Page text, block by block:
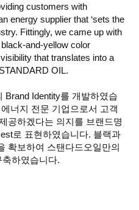
customers with
energy supplier that ‘sets the
Fittingly, we came up with
black-and-yellow color
that translates into a
STANDARD OIL.
Brand Identity를 개발하였습
너지 전문 기업으로서 고객
공하겠다는 의지를 브랜드명
로 표현하였습니다. 블랙과
확보하여 스탠다드오일만의
하였습니다.